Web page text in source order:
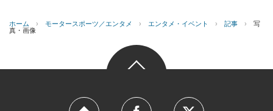
ホーム › モータースポーツ／エンタメ › エンタメ・イベント › 記事 ›
写
真・画像